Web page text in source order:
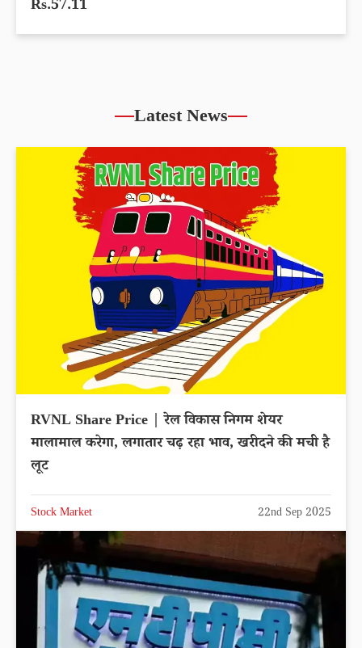
Rs.57.11
Latest News
RVNL Share Price | रेल विकास निगम शेयर
मालामाल करेगा, लगातार चढ़ रहा भाव, खरीदने की मची है
लूट
Stock Market 22nd Sep 2025